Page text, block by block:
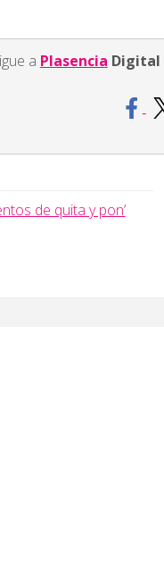
a Plasencia Digital
de quita y pon’